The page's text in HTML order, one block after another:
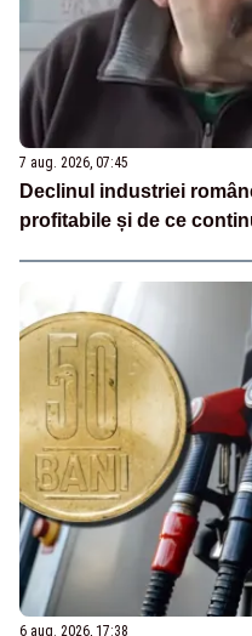
7 aug. 2026, 07:45
Declinul industriei
profitabile și de ce
6 aug. 2026, 17:38